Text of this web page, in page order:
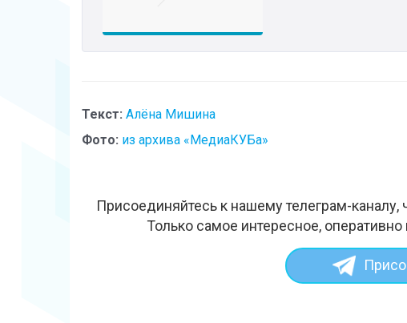
Текст: Алёна Мишина
Фото: из архива «МедиаКУБа»
Присоединяйтесь к нашему телеграм-
Только самое интересное,